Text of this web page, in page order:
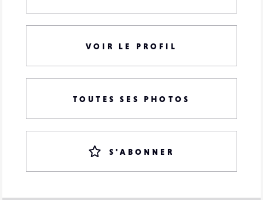
VOIR LE PROFIL
TOUTES SES PHOTOS
S'ABONNER